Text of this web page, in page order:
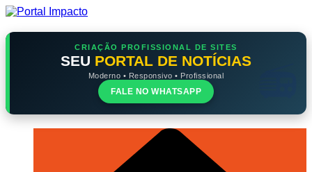
Ir
o
CRIAÇÃO PROFISSIONAL DE SITES
SEU PORTAL DE NOTÍCIAS
Moderno • Responsivo • Profissional
FALE NO WHATSAPP